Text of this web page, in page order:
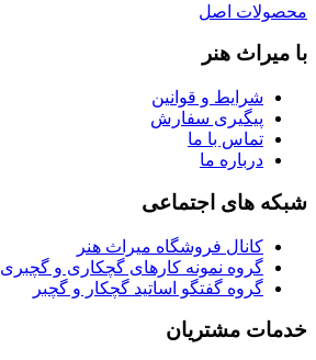
محصولات اصل
با میراث هنر
شرایط و قوانین
پیگیری سفارش
تماس با ما
درباره ما
شبکه های اجتماعی
کانال فروشگاه میراث هنر
گروه نمونه کارهای گچکاری و گچبری
گروه گفتگو اساتید گچکار و گچبر
خدمات مشتریان